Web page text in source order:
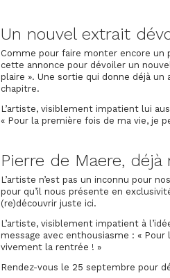
Un nouvel extrait
Comme pour faire monter encore un
cette annonce pour dévoiler un
plaire ». Une sortie qui donne déjà un
chapitre.
L’artiste, visiblement impatient lui
« Pour la première fois de ma vie, je
Pierre de Maere,
L’artiste n’est pas un inconnu pour
pour qu’il nous présente en
(re)découvrir juste ici.
L’artiste, visiblement impatient à
message avec enthousiasme : «
vivement la rentrée ! »
Rendez-vous le 25 septembre pour